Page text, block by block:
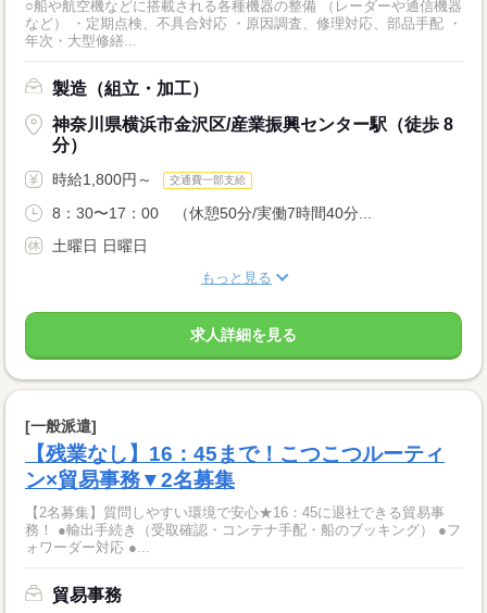
○船や航空機などに搭載される各種機器の整備 （レーダーや通信機器
など） ・定期点検、不具合対応 ・原因調査、修理対応、部品手配 ・
年次・大型修繕...
製造（組立・加工）
神奈川県横浜市金沢区/産業振興センター駅（徒歩 8
分）
時給1,800円～ 交通費一部支給
8：30〜17：00 （休憩50分/実働7時間40分...
土曜日 日曜日
もっと見る
求人詳細を見る
[一般派遣]
【残業なし】16：45まで！こつこつルーティ
ン×貿易事務▼2名募集
【2名募集】質問しやすい環境で安心★16：45に退社できる貿易事
務！ ●輸出手続き（受取確認・コンテナ手配・船のブッキング） ●フ
ォワーダー対応 ●...
貿易事務